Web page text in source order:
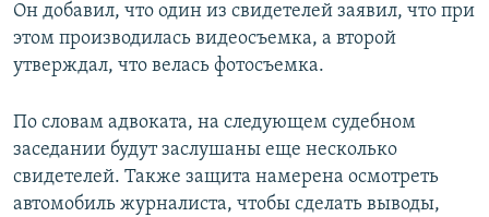
Он добавил, что один из свидетелей заявил, что при
этом производилась видеосъемка, а второй
утверждал, что велась фотосъемка.
По словам адвоката, на следующем судебном
заседании будут заслушаны еще несколько
свидетелей. Также защита намерена осмотреть
автомобиль журналиста, чтобы сделать выводы,